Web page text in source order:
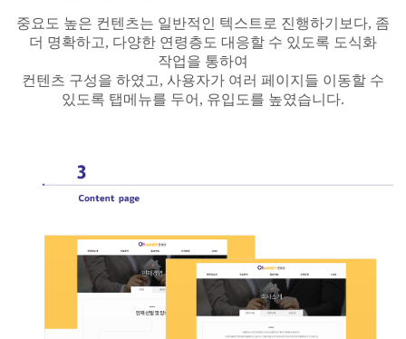
중요도 높은 컨텐츠는 일반적인 텍스트로 진행하기보다, 좀
더 명확하고, 다양한 연령층도 대응할 수 있도록 도식화
작업을 통하여
컨텐츠 구성을 하였고, 사용자가 여러 페이지들 이동할 수
있도록 탭메뉴를 두어, 유입도를 높였습니다.